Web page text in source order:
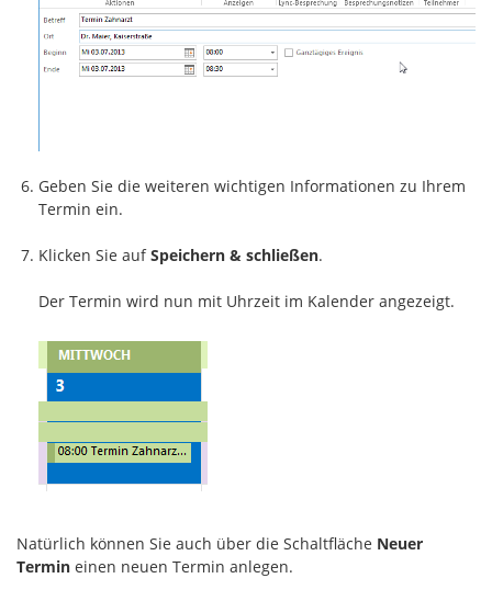
Geben Sie die weiteren wichtigen Informationen zu Ihrem
Termin ein.
Klicken Sie aufSpeichern & schließen.
Der Termin wird nun mit Uhrzeit im Kalender angezeigt.
Natürlich können Sie auch über die Schaltfläche Neuer
Termin einen neuen Termin anlegen.